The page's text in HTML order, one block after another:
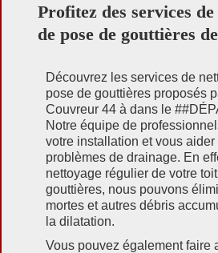
Profitez des services
de pose de gouttières
Découvrez les services de
pose de gouttières proposés
Couvreur 44 à dans le
Notre équipe de
votre installation et vous
problèmes de drainage. En
nettoyage régulier de votre
gouttières, nous pouvons
mortes et autres débris
la dilatation.
Vous pouvez également faire